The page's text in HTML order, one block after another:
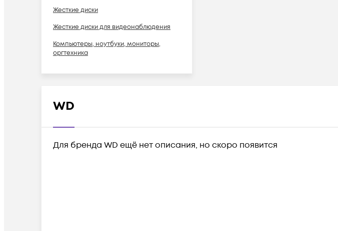
Жесткие диски
Жесткие диски для видеонаблюдения
Компьютеры, ноутбуки, мониторы,
оргтехника
WD
Для бренда WD ещё нет описания, но скоро появится